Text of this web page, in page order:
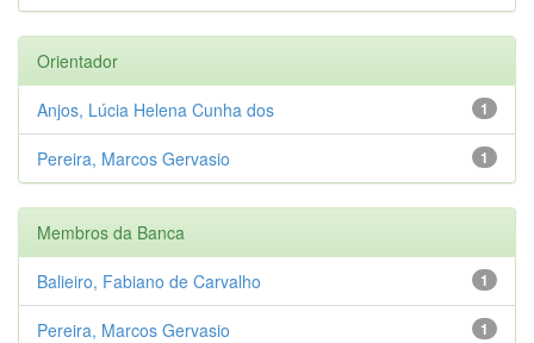
Orientador
1
Anjos, Lúcia Helena Cunha dos
1
Pereira, Marcos Gervasio
Membros da Banca
1
Balieiro, Fabiano de Carvalho
1
Pereira, Marcos Gervasio